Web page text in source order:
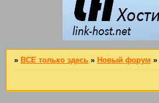
» ВСЕ только здесь » Новый форум »